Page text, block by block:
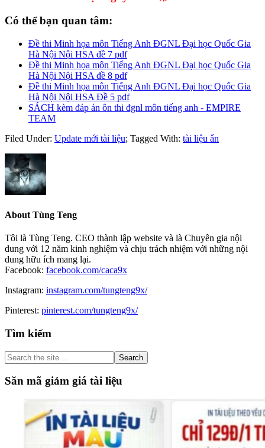
Có thể bạn quan tâm:
Đề thi Minh họa môn Tiếng Anh ĐGNL Đại học Quốc Gia
Hà Nội Nội HSA đề 7 pdf
Đề thi Minh họa môn Tiếng Anh ĐGNL Đại học Quốc Gia
Hà Nội Nội HSA đề 8 pdf
Đề thi Minh họa môn Tiếng Anh ĐGNL Đại học Quốc Gia
Hà Nội Nội HSA Đề 5 pdf
SÁCH kèm đáp án ôn thi đgnl môn tiếng anh - EMPIRE
TEAM
Filed Under: Update mới tài liệu; Tagged With: tài liệu ẩn
About Tùng Teng
Tôi là Tùng Teng. CEO thành lập website và là Chuyên gia nội
dung với 12 năm kinh nghiệm và chịu trách nhiệm với những nội
dung hữu ích mang lại.
Facebook: facebook.com/caca9x
Instagram: instagram.com/tungteng9x/
Pinterest: pinterest.com/tungteng9x/
Primary
Sidebar
Tìm kiếm
Search
the
site
...
Săn mã giảm giá tài liệu